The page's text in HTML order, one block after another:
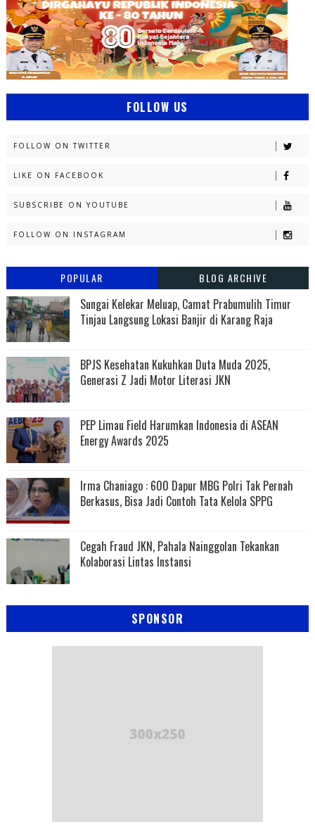
FOLLOW US
FOLLOW ON TWITTER
LIKE ON FACEBOOK
SUBSCRIBE ON YOUTUBE
FOLLOW ON INSTAGRAM
POPULAR BLOG ARCHIVE
Sungai Kelekar Meluap, Camat Prabumulih Timur
Tinjau Langsung Lokasi Banjir di Karang Raja
BPJS Kesehatan Kukuhkan Duta Muda 2025,
Generasi Z Jadi Motor Literasi JKN
PEP Limau Field Harumkan Indonesia di ASEAN
Energy Awards 2025
Irma Chaniago : 600 Dapur MBG Polri Tak Pernah
Berkasus, Bisa Jadi Contoh Tata Kelola SPPG
Cegah Fraud JKN, Pahala Nainggolan Tekankan
Kolaborasi Lintas Instansi
SPONSOR